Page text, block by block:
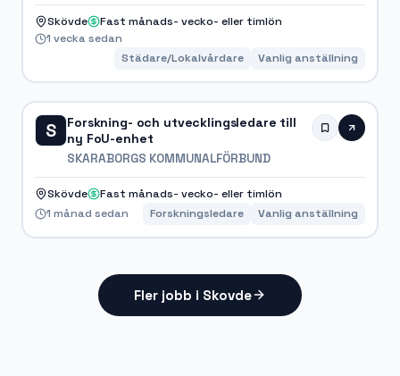
Skövde
Fast månads- vecko- eller timlön
1 vecka sedan
Städare/Lokalvårdare
Vanlig anställning
S
Forskning- och utvecklingsledare till
ny FoU-enhet
SKARABORGS KOMMUNALFÖRBUND
Skövde
Fast månads- vecko- eller timlön
1 månad sedan
Forskningsledare Vanlig anställning
Fler jobb i Skovde